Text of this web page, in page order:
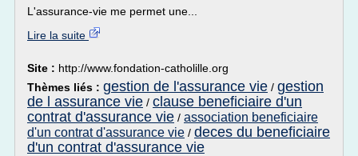
L'assurance-vie me permet une...
Lire la suite
Site : http://www.fondation-catholille.org
Thèmes liés : gestion de l'assurance vie / gestion
de l assurance vie / clause beneficiaire d'un
contrat d'assurance vie / association beneficiaire
d'un contrat d'assurance vie / deces du beneficiaire
d'un contrat d'assurance vie